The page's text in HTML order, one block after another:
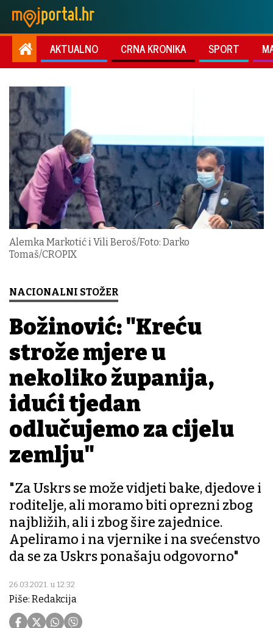
AKTUALNO CRNA KRONIKA SPORT
Alemka Markotić i Vili Beroš/Foto: Darko
Tomaš/CROPIX
NACIONALNI STOŽER
Božinović: "Kreću
strože mjere u
nekoliko županija,
idući tjedan
odlučujemo za cijelu
zemlju"
"Za Uskrs se može vidjeti bake, djedove i
roditelje, ali moramo biti oprezni zbog
najbližih, ali i zbog šire zajednice.
Apeliramo i na vjernike i na svećenstvo
da se za Uskrs ponašaju odgovorno"
26.03.2021. u 12:32
Piše: Redakcija